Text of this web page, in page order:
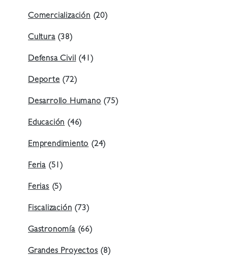
Comercialización(20)
Cultura(38)
Defensa Civil(41)
Deporte(72)
Desarrollo Humano(75)
Educación(46)
Emprendimiento(24)
Feria (51)
Ferias(5)
Fiscalización(73)
Gastronomía(66)
Grandes Proyectos(8)